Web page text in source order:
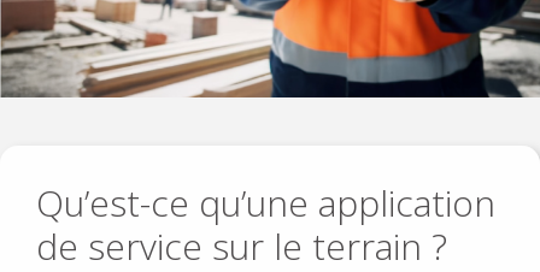
Qu’est-ce qu’une application
de service sur le terrain ?